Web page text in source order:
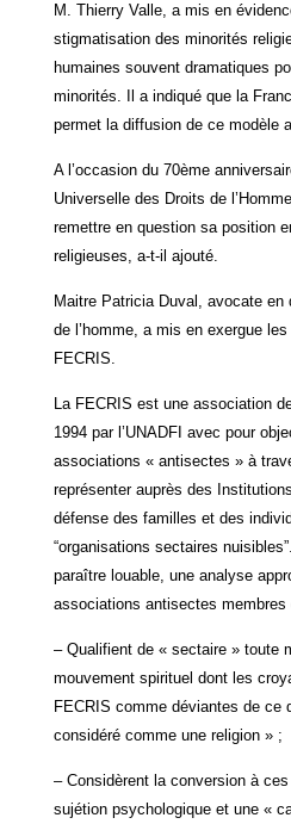
M. Thierry Valle, a mis en
stigmatisation des minorités
humaines souvent dramatiques
minorités. Il a indiqué que la
permet la diffusion de ce modèle
A l’occasion du 70ème
Universelle des Droits de
remettre en question sa position
religieuses, a-t-il ajouté.
Maitre Patricia Duval, avocate en
de l’homme, a mis en exergue
FECRIS.
La FECRIS est une association
1994 par l’UNADFI avec pour
associations « antisectes » à
représenter auprès des
défense des familles et des
“organisations sectaires
paraître louable, une analyse
associations antisectes
– Qualifient de « sectaire » toute
mouvement spirituel dont les
FECRIS comme déviantes de ce
considéré comme une religion » ;
– Considèrent la conversion à
sujétion psychologique et une «